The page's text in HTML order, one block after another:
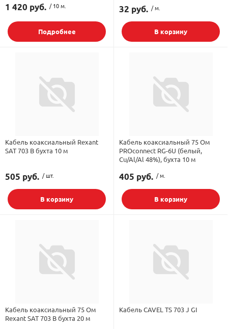
1 420 руб. / 10 м.
Подробнее
32 руб. / м.
В корзину
Кабель коаксиальный Rexant
SAT 703 B бухта 10 м
505 руб. / шт.
В корзину
Кабель коаксиальный 75 Ом
PROconnect RG-6U (белый,
Cu/Al/Al 48%), бухта 10 м
405 руб. / м.
В корзину
Кабель коаксиальный 75 Ом
Rexant SAT 703 B бухта 20 м
Кабель CAVEL TS 703 J GI